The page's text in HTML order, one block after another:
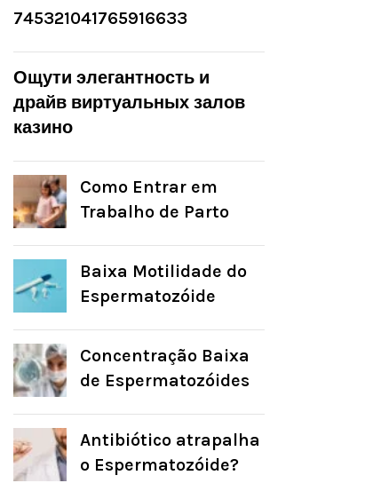
745321041765916633
Ощути элегантность и
драйв виртуальных залов
казино
Como Entrar em
Trabalho de Parto
Baixa Motilidade do
Espermatozóide
Concentração Baixa
de Espermatozóides
Antibiótico atrapalha
o Espermatozóide?